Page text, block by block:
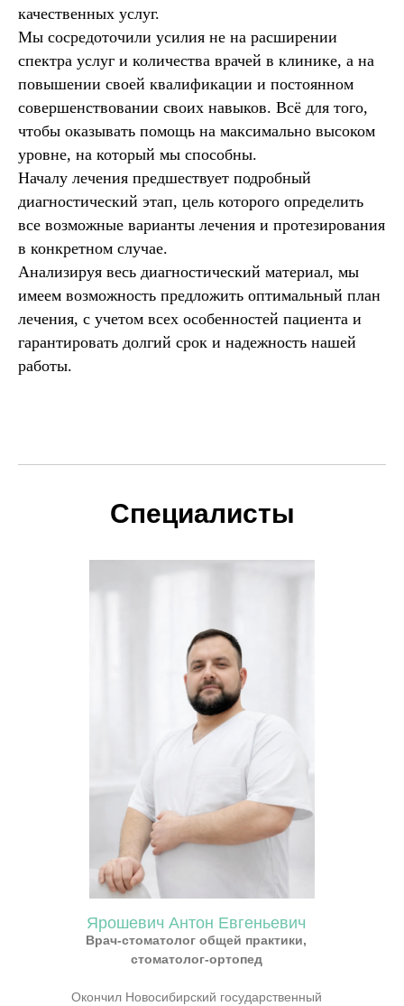
качественных услуг.
Мы сосредоточили усилия не на расширении
спектра услуг и количества врачей в клинике, а на
повышении своей квалификации и постоянном
совершенствовании своих навыков. Всё для того,
чтобы оказывать помощь на максимально высоком
уровне, на который мы способны.
Началу лечения предшествует подробный
диагностический этап, цель которого определить
все возможные варианты лечения и протезирования
в конкретном случае.
Анализируя весь диагностический материал, мы
имеем возможность предложить оптимальный план
лечения, с учетом всех особенностей пациента и
гарантировать долгий срок и надежность нашей
работы.
Специалисты
Ярошевич Антон Евгеньевич
Врач-стоматолог общей практики,
стоматолог-ортопед
Окончил Новосибирский государственный